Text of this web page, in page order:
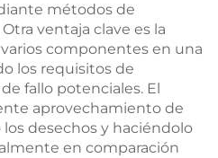
métodos de
ventaja clave es la
componentes en una
los requisitos de
fallo potenciales. El
aprovechamiento de
desechos y haciéndolo
en comparación